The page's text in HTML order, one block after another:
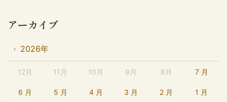
アーカイブ
2026年
12月 11月 10月 9月 8月 7 月
6 月 5 月 4 月 3 月 2 月 1 月